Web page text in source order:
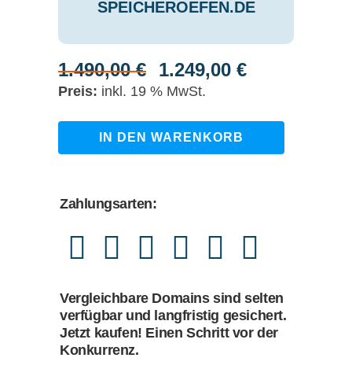
SPEICHEROEFEN.DE
1.490,00€
Ursprünglicher
Preis
1.490,00 €
1.249,00 €Aktueller
inkl. 19 % MwSt.
speicheroefen.de
IN DEN WARENKORB
Zahlungsarten:
Vergleichbare Domains sind selten
verfügbar und langfristig gesichert.
Jetzt kaufen! Einen Schritt vor der
Konkurrenz.